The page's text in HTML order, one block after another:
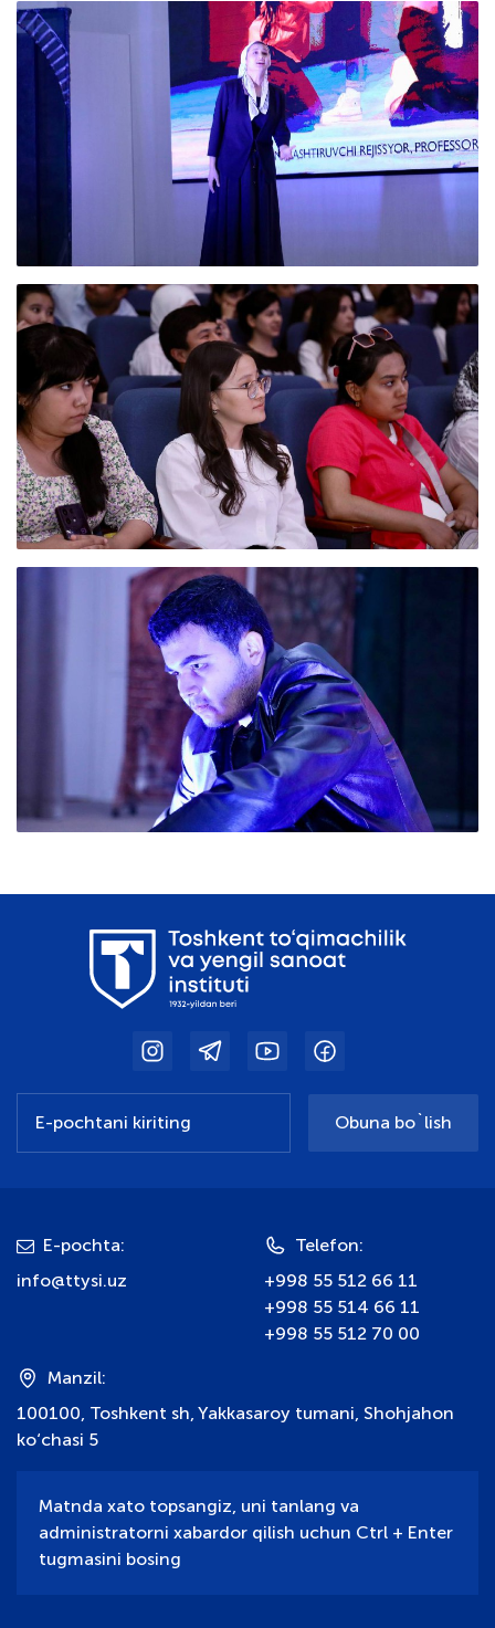
Obuna bo`lish
E-pochta:
info@ttysi.uz
Telefon:
+998 55 512 66 11
+998 55 514 66 11
+998 55 512 70 00
Manzil:
100100, Toshkent sh, Yakkasaroy tumani, Shohjahon
ko‘chasi 5
Matnda xato topsangiz, uni tanlang va
administratorni xabardor qilish uchun Ctrl + Enter
tugmasini bosing